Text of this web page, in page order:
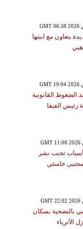
بتعاون مع ابنتها
القانونية
رئيس الفيفا
تجنب نشر
خامنئي
بالتضحية بسكان
الأثرياء